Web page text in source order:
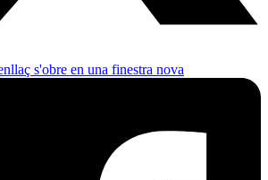
s'obre en una finestra nova